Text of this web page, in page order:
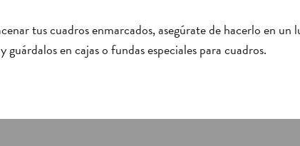
tus cuadros enmarcados, asegúrate de hacerlo en
en cajas o fundas especiales para cuadros.